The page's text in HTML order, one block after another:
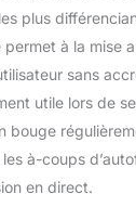
divertir
public
ultra 4K
capteur
digne
Grâce à
plus
à la mise
sans
utile lors de
bouge
à-coups
en direct.